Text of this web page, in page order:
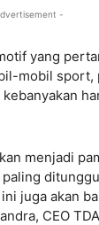
-
yang
mobil sport,
menjadi
juga akan
CEO